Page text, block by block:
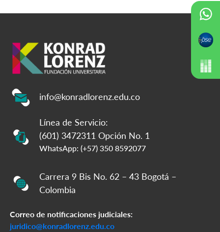
info@konradlorenz.edu.co
Línea de Servicio:
(601) 3472311 Opción No. 1
WhatsApp: (+57) 350 8592077
Carrera 9 Bis No. 62 – 43 Bogotá –
Colombia
Correo de notificaciones judiciales:
juridico@konradlorenz.edu.co